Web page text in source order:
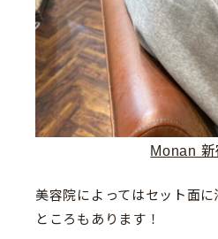
Monan
美容院によってはセット面
ところもあります！